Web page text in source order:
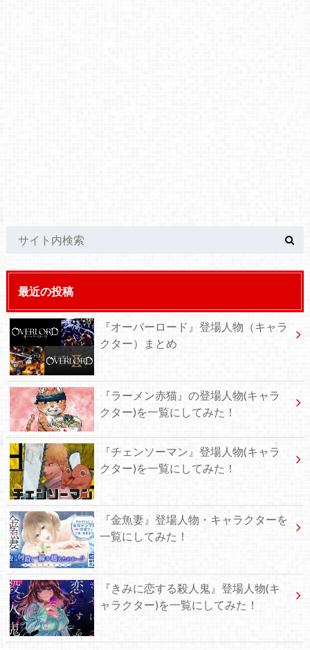
最近の投稿
『オーバーロード』登場人物（キャラ
クター）まとめ
『ラーメン赤猫』の登場人物(キャラ
クター)を一覧にしてみた！
『チェンソーマン』登場人物(キャラ
クター)を一覧にしてみた！
『金魚妻』登場人物・キャラクターを
一覧にしてみた！
『きみに恋する殺人鬼』登場人物(キ
ャラクター)を一覧にしてみた！